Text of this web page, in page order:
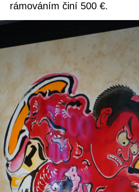
rámováním činí 500 €.